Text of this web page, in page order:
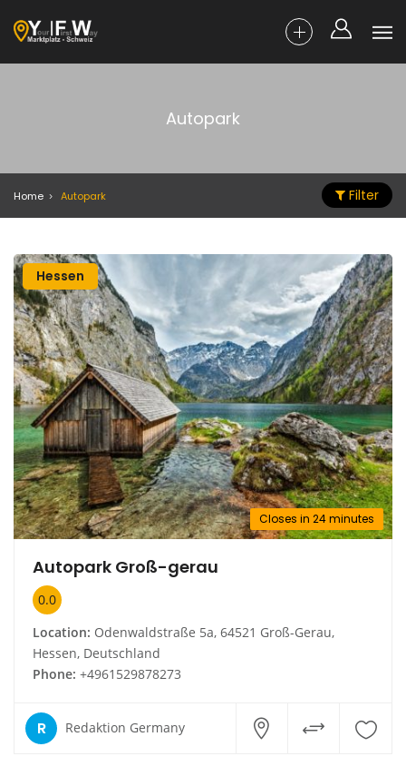
Autopark
Home Autopark Filter
Hessen
Closes in 24 minutes
Autopark Groß-gerau
0.0
Location: Odenwaldstraße 5a, 64521 Groß-Gerau,
Hessen, Deutschland
Phone: +4961529878273
R Redaktion Germany